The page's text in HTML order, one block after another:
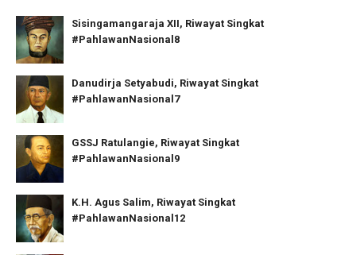
Sisingamangaraja XII, Riwayat Singkat
#PahlawanNasional8
Danudirja Setyabudi, Riwayat Singkat
#PahlawanNasional7
GSSJ Ratulangie, Riwayat Singkat
#PahlawanNasional9
K.H. Agus Salim, Riwayat Singkat
#PahlawanNasional12